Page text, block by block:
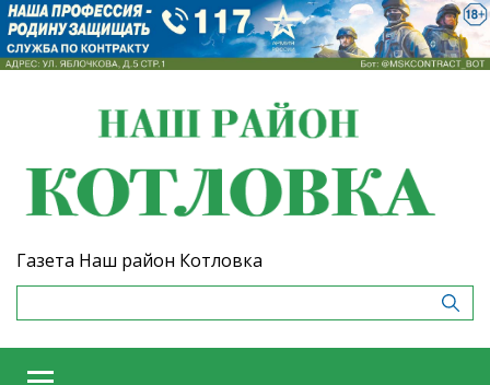
Газета Наш район Котловка